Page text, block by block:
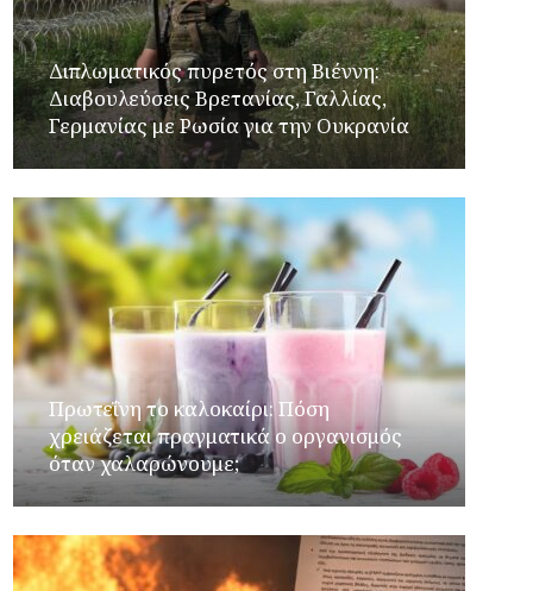
Διπλωματικός πυρετός στη Βιέννη:
Διαβουλεύσεις Βρετανίας, Γαλλίας,
Γερμανίας με Ρωσία για την Ουκρανία
Πρωτεΐνη το καλοκαίρι: Πόση
χρειάζεται πραγματικά ο οργανισμός
όταν χαλαρώνουμε;